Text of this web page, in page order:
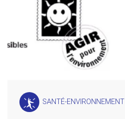
SANTÉ-ENVIRONNEMENT